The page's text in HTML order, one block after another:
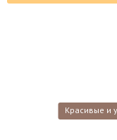
Красивые и